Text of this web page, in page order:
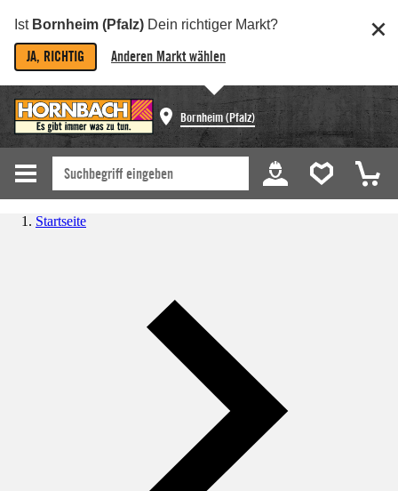
Ist Bornheim (Pfalz) Dein richtiger Markt?
JA, RICHTIG Anderen Markt wählen
Bornheim (Pfalz)
Startseite